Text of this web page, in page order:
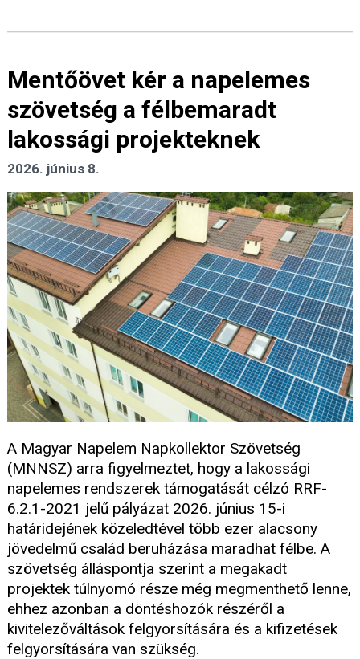
Mentőövet kér a napelemes
szövetség a félbemaradt
lakossági projekteknek
2026. június 8.
A Magyar Napelem Napkollektor Szövetség
(MNNSZ) arra figyelmeztet, hogy a lakossági
napelemes rendszerek támogatását célzó RRF-
6.2.1-2021 jelű pályázat 2026. június 15-i
határidejének közeledtével több ezer alacsony
jövedelmű család beruházása maradhat félbe. A
szövetség álláspontja szerint a megakadt
projektek túlnyomó része még megmenthető lenne,
ehhez azonban a döntéshozók részéről a
kivitelezőváltások felgyorsítására és a kifizetések
felgyorsítására van szükség.